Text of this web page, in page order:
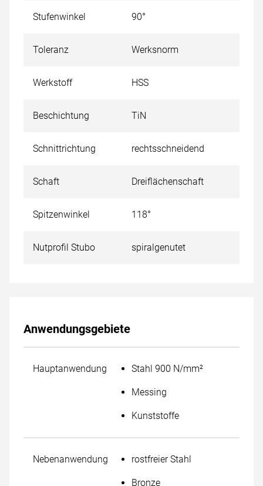
Stufenwinkel 90°
Toleranz Werksnorm
Werkstoff HSS
Beschichtung TiN
Schnittrichtung rechtsschneidend
Schaft Dreiflächenschaft
Spitzenwinkel 118°
Nutprofil Stubo spiralgenutet
Anwendungsgebiete
Hauptanwendung Stahl 900 N/mm²
Messing
Kunststoffe
Nebenanwendung rostfreier Stahl
Bronze